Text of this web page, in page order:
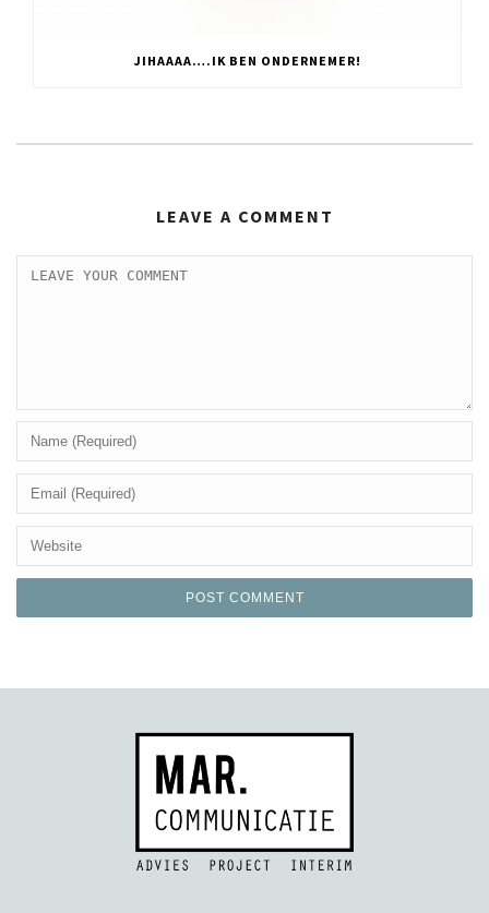
JIHAAAA….IK BEN ONDERNEMER!
LEAVE A COMMENT